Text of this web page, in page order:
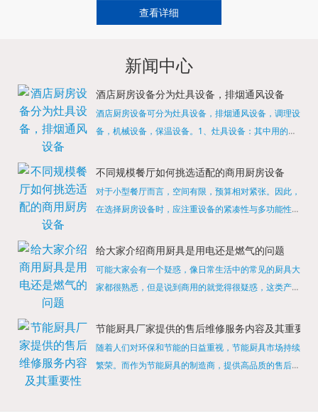
查看详细
新闻中心
酒店厨房设备分为灶具设备，排烟通风设备
酒店厨房设备可分为灶具设备，排烟通风设备，调理设
备，机械设备，保温设备。1、灶具设备：其中用的较
缺少的，经过相关检测证明的合格设备才能进行使用，
不同规模餐厅如何挑选适配的商用厨房设备
对于小型餐厅而言，空间有限，预算相对紧张。因此，
在选择厨房设备时，应注重设备的紧凑性与多功能性。
烹饪设备，既能节省空间，又能满足多样化的烹饪需
给大家介绍商用厨具是用电还是燃气的问题
可能大家会有一个疑惑，像日常生活中的常见的厨具大
家都很熟悉，但是说到商用的就觉得很疑惑，这类产品
店用的就是商用的吗?还真别说，真被大家猜对了，这
节能厨具厂家提供的售后维修服务内容及其重要性
随着人们对环保和节能的日益重视，节能厨具市场持续
繁荣。而作为节能厨具的制造商，提供高品质的售后维